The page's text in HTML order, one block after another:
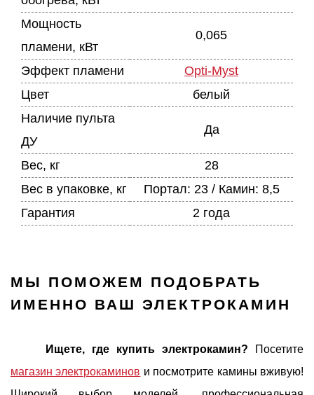
Мощность
пламени, кВт
0,065
Эффект пламени
Opti-Myst
Цвет
белый
Наличие пульта
ДУ
Да
Вес, кг
28
Вес в упаковке, кг
Портал: 23 / Камин: 8,5
Гарантия
2 года
МЫ ПОМОЖЕМ ПОДОБРАТЬ
ИМЕННО ВАШ ЭЛЕКТРОКАМИН
Ищете, где купить электрокамин? Посетите
магазин электрокаминов и посмотрите камины вживую!